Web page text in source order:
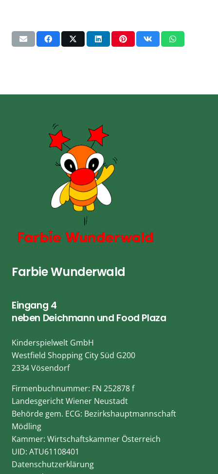
Farbie Wunderwald
Eingang 4
neben Deichmann und Food Plaza
Kinderspielwelt GmbH
Westfield Shopping City Süd G200
2334 Vösendorf
Firmenbuchnummer: FN 252878 f
Landesgericht Wiener Neustadt
Behörde gem. ECG: Bezirkshauptmannschaft
Mödling
Kammer: Wirtschaftskammer Österreich
UID: ATU61108401
Datenschutzerklärung